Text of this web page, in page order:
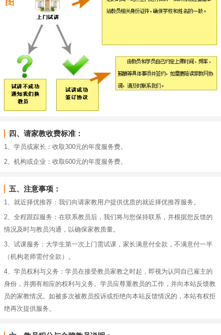
四、请家教收费标准：
1、学员或家长：收取300元的年度服务费。
2、机构或企业：收取600元的年度服务费。
五、注意事项：
1、就近择优推荐：我们向请家教用户提供优质的就近择优推荐服务。
2、全程跟踪服务：在联系教员后，我们将与您保持联系，并根据您反馈的
情况及时与教员沟通，以确保家教质量。
3、试课服务：大学生第一次上门需试课，家长满意付全款，不满意付一半
（机构老师需付全款）。
4、学员权利与义务：学员在接受教员家教之时起，即视为认同自已雇主的
身份，并拥有相应的权利与义务。学员应尊重教员的工作，并向本站反馈教
员的家教情况。如被多次被教员投诉或拒绝向本站反馈情况的，本站有权拒
绝再次提供服务。